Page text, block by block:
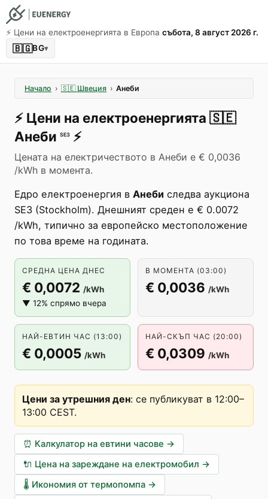
⚡️ Цени на електроенергията в Европа събота, 8 август 2026 г.
🇧🇬BG▾
Начало › 🇸🇪 Швеция › Анеби
⚡️ Цени на електроенергията 🇸🇪
Анеби SE3 ⚡️
Цената на електричеството в Анеби е € 0,0036
/kWh в момента.
Едро електроенергия в Анеби следва аукциона
SE3 (Stockholm). Днешният среден е € 0.0072
/kWh, типично за европейско местоположение
по това време на годината.
СРЕДНА ЦЕНА ДНЕС
€ 0,0072 /kWh
▼ 12% спрямо вчера
В МОМЕНТА (03:00)
€ 0,0036 /kWh
НАЙ-ЕВТИН ЧАС (13:00)
€ 0,0005 /kWh
НАЙ-СКЪП ЧАС (20:00)
€ 0,0309 /kWh
Цени за утрешния ден: се публикуват в 12:00–
13:00 CEST.
⏰ Калкулатор на евтини часове →
🔌 Цена на зареждане на електромобил →
🌡️ Икономия от термопомпа →